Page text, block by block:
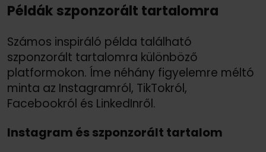
Példák szponzorált tartalomra
Számos inspiráló példa található
szponzorált tartalomra különböző
platformokon. Íme néhány figyelemre méltó
minta az Instagramról, TikTokról,
Facebookról és LinkedInről.
Instagram és szponzorált tartalom